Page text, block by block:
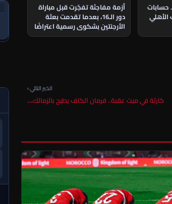
حسابات أزمة مفاجئة تفجّرت قبل مباراة
دور الـ16، بعدما تقدمت بعثة
الأرجنتين بشكوى رسمية اعتراضًا
على مشاركة نجم منتخب مصر
الخبر التالي ›
كارثة في ميت عقبة.. فرمان الكاف يطيح بالزمالك…